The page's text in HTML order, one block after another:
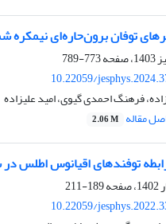
توفان برون‌حاره‌ای نیمکره
773-789
10.22059/
فرهنگ احمدی گیوی، امید علیزاده
مقاله 2.06 M
اطلس در سال‌های 2017 تا 2019 و مسیر توفان اطلس با
189-211
10.22059/